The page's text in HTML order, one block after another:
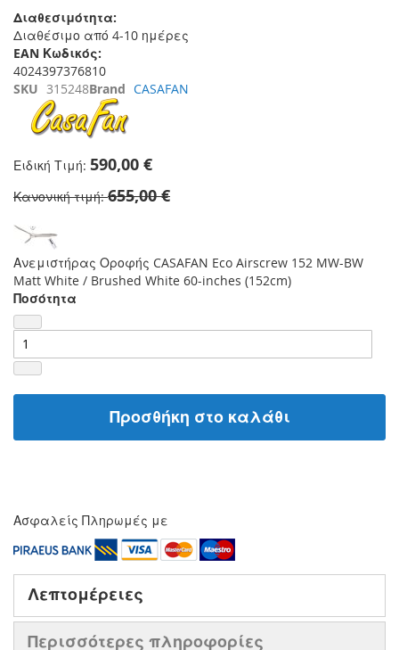
Διαθεσιμότητα:
Διαθέσιμο από 4-10 ημέρες
EAN Κωδικός:
4024397376810
SKU 315248Brand CASAFAN
Ειδική Τιμή 590,00 €
Κανονική τιμή 655,00 €
Ανεμιστήρας Οροφής CASAFAN Eco Airscrew 152 MW-BW
Matt White / Brushed White 60-inches (152cm)
Ποσότητα
Προσθήκη στο καλάθι
Ασφαλείς Πληρωμές με
Λεπτομέρειες
Περισσότερες πληροφορίες